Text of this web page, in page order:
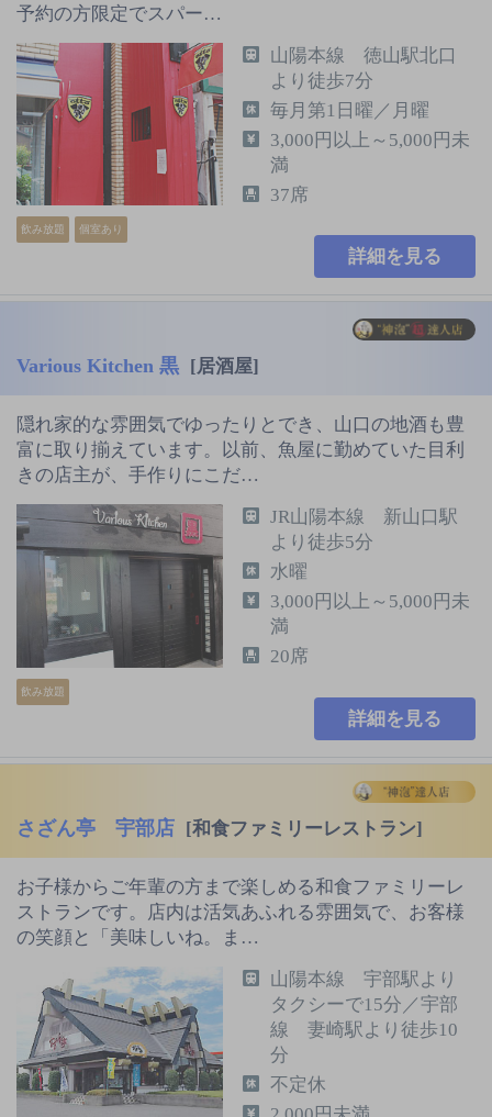
予約の方限定でスパー…
飲み放題 個室あり
山陽本線 徳山駅北口
より徒歩7分
毎月第1日曜／月曜
3,000円以上～5,000円未
満
37席
詳細を見る
Various Kitchen 黒 [居酒屋]
隠れ家的な雰囲気でゆったりとでき、山口の地酒も豊
富に取り揃えています。以前、魚屋に勤めていた目利
きの店主が、手作りにこだ…
飲み放題
JR山陽本線 新山口駅
より徒歩5分
水曜
3,000円以上～5,000円未
満
20席
詳細を見る
さざん亭 宇部店 [和食ファミリーレストラン]
お子様からご年輩の方まで楽しめる和食ファミリーレ
ストランです。店内は活気あふれる雰囲気で、お客様
の笑顔と「美味しいね。ま…
山陽本線 宇部駅より
タクシーで15分／宇部
線 妻崎駅より徒歩10
分
不定休